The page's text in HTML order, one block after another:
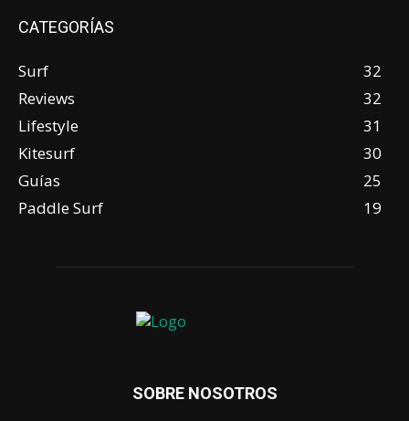
CATEGORÍAS
Surf
32
Reviews
32
Lifestyle
31
Kitesurf
30
Guías
25
Paddle Surf
19
SOBRE NOSOTROS